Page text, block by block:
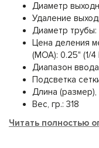
Диаметр
Удаление
Диаметр трубы:
Цена деления
(МОА): 0.25" (1/4
Диапазон
Подсветка
Длина (размер),
Вес, гр.: 318
Читать полностью